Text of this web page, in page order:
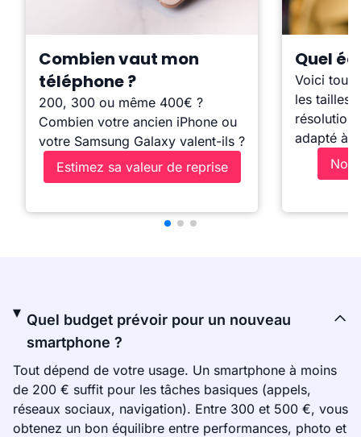
Combien vaut mon
téléphone ?
200, 300 ou même 400€ ?
Combien votre ancien iPhone ou
votre Samsung Galaxy valent-ils ?
Estimez sa valeur de reprise
Quel
Voici tout
les tailles,
adapté à
Quel budget prévoir pour un nouveau
smartphone ?
Tout dépend de votre usage. Un smartphone à moins
de 200 € suffit pour les tâches basiques (appels,
réseaux sociaux, navigation). Entre 300 et 500 €, vous
obtenez un bon équilibre entre performances, photo et